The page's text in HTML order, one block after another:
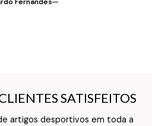
SATISFEITOS
artigos desportivos em toda a
SATISFEITOS
Cartão de Informação